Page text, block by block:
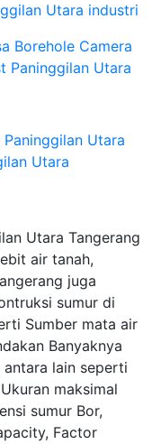
Utara industri
Borehole Camera
Paninggilan Utara
Utara
Utara
Utara Tangerang
air tanah,
juga
sumur di
Sumber mata air
Banyaknya
lain seperti
maksimal
sumur Bor,
Factor